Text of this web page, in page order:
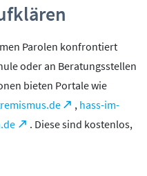
Parolen konfrontiert
oder an Beratungsstellen
bieten Portale wie
, hass-im-
. Diese sind kostenlos,